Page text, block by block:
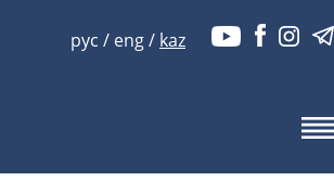
рус / eng/ kaz